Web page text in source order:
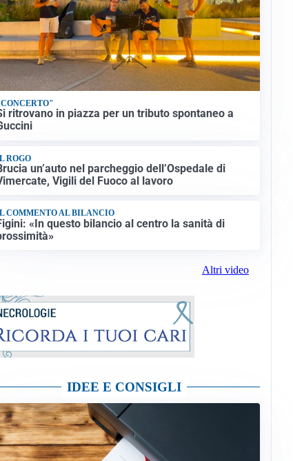
ritrovano in piazza per un tributo spontaneo a
ROGO
un’auto nel parcheggio dell’Ospedale di
Vigili del Fuoco al lavoro
COMMENTO AL BILANCIO
«In questo bilancio al centro la sanità di
Altri video
IDEE E CONSIGLI